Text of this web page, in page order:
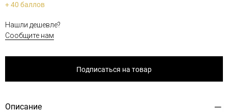
+ 40 баллов
Нашли дешевле?
Сообщите нам
Подписаться на товар
Описание